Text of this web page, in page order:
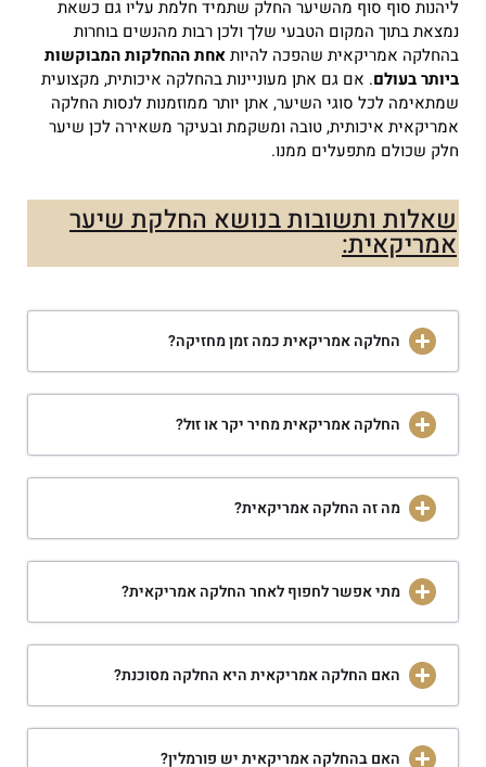
ליהנות סוף סוף מהשיער החלק שתמיד חלמת עליו גם כשאת
נמצאת בתוך המקום הטבעי שלך ולכן רבות מהנשים בוחרות
בהחלקה אמריקאית שהפכה להיותאחת ההחלקות המבוקשות
ביותר בעולם. אם גם אתן מעוניינות בהחלקה איכותית, מקצועית
שמתאימה לכל סוגי השיער, אתן יותר ממוזמנות לנסות החלקה
אמריקאית איכותית, טובה ומשקמת ובעיקר משאירה לכן שיער
חלק שכולם מתפעלים ממנו.
שאלות ותשובות בנושא החלקת שיער
אמריקאית:
החלקה אמריקאית כמה זמן מחזיקה?
החלקה אמריקאית מחיר יקר או זול?
מה זה החלקה אמריקאית?
מתי אפשר לחפוף לאחר החלקה אמריקאית?
האם החלקה אמריקאית היא החלקה מסוכנת?
האם בהחלקה אמריקאית יש פורמלין?